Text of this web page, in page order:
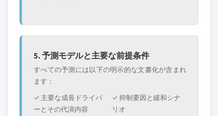
5. 予測モデルと主要な前提条件
すべての予測には以下の明示的な文書化が含まれ
ます：
✓ 主要な成長ドライバ
ーとその代演内容
✓ 抑制要因と緩和シナ
リオ